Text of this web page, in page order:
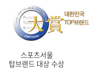
스포츠서울
탑브랜드 대상 수상